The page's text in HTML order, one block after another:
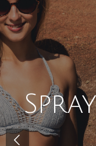
hoofdinhoud